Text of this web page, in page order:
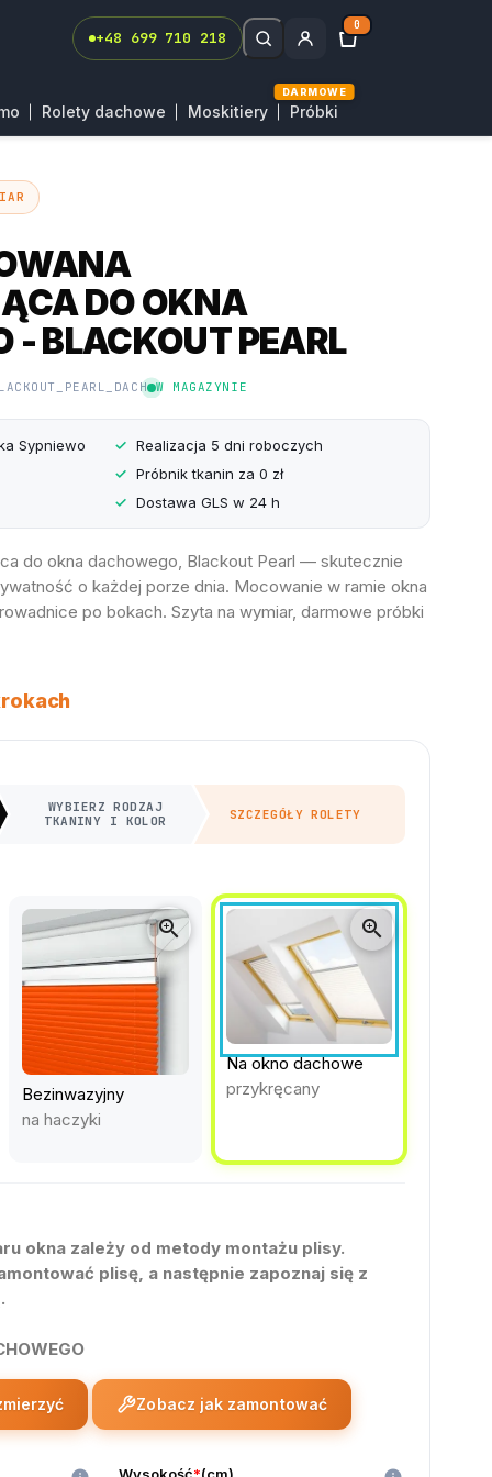
+48 699 710 218
0
Rolety dachowe Moskitiery Próbki
DARMOWE
DO OKNA
- BLACKOUT PEARL
W MAGAZYNIE
Sypniewo
Realizacja 5 dni roboczych
Próbnik tkanin za 0 zł
Dostawa GLS w 24 h
do okna dachowego, Blackout Pearl — skutecznie
o każdej porze dnia. Mocowanie w ramie okna
po bokach. Szyta na wymiar, darmowe próbki
WYBIERZ RODZAJ
TKANINY I KOLOR
SZCZEGÓŁY ROLETY
zoom_in
Bezinwazyjny
na haczyki
zoom_in
Na okno dachowe
przykręcany
okna zależy od metody montażu plisy.
plisę, a następnie zapoznaj się z
Zobacz jak zamontować